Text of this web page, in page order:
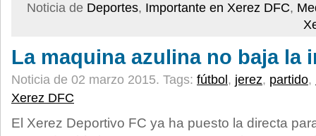
Noticia de Deportes, Importante en Xerez DFC,
La maquina azulina no baja la
Noticia de 02 marzo 2015. Tags: fútbol , jerez, partido,
Xerez DFC
El Xerez Deportivo FC ya ha puesto la directa